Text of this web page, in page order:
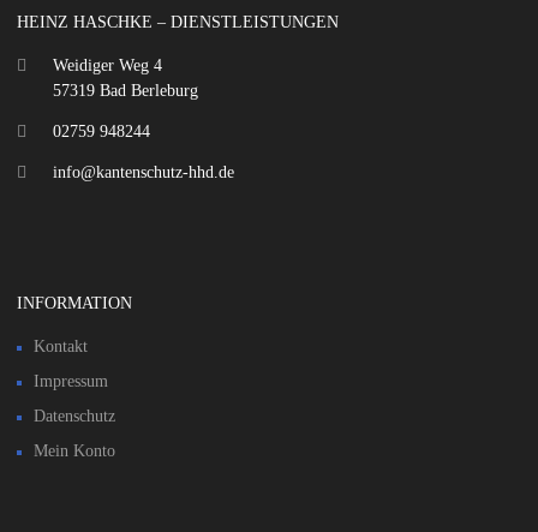
HEINZ HASCHKE – DIENSTLEISTUNGEN
Weidiger Weg 4
57319 Bad Berleburg
02759 948244
info@kantenschutz-hhd.de
INFORMATION
Kontakt
Impressum
Datenschutz
Mein Konto